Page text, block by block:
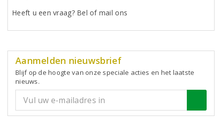
Heeft u een vraag? Bel of mail ons
Aanmelden nieuwsbrief
Blijf op de hoogte van onze speciale acties en het laatste
nieuws.